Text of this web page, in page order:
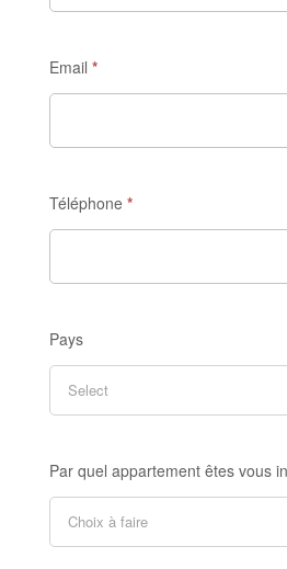
Email *
Téléphone *
Pays
Par quel appartement êtes vous